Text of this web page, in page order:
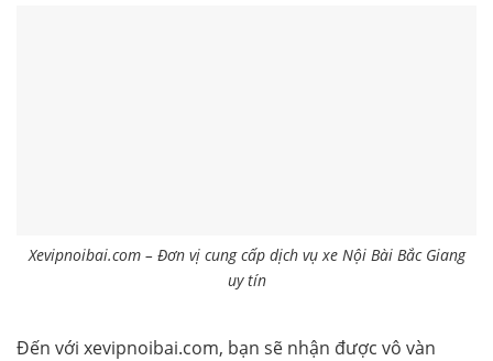
Xevipnoibai.com – Đơn vị cung cấp dịch vụ xe Nội Bài Bắc Giang
uy tín
Đến với xevipnoibai.com, bạn sẽ nhận được vô vàn